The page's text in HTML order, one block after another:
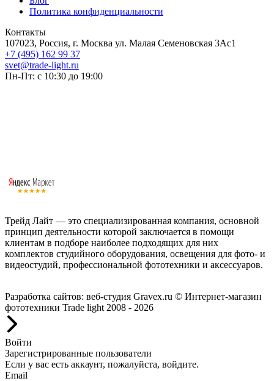
Политика конфиденциальности
Контакты
107023, Россия, г. Москва ул. Малая Семеновская 3Ас1
+7 (495) 162 99 37
svet@trade-light.ru
Пн-Пт: с 10:30 до 19:00
Трейд Лайт — это специализированная компания, основной
принцип деятельности которой заключается в помощи
клиентам в подборе наиболее подходящих для них
комплектов студийного оборудования, освещения для фото- и
видеостудий, профессиональной фототехники и аксессуаров.
Разработка сайтов: веб-студия Gravex.ru © Интернет-магазин
фототехники Trade light 2008 - 2026
Войти
Зарегистрированные пользователи
Если у вас есть аккаунт, пожалуйста, войдите.
Email